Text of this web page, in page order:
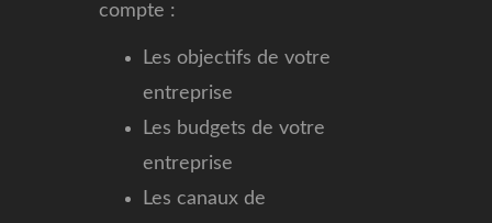
compte :
Les objectifs de votre
entreprise
Les budgets de votre
entreprise
Les canaux de